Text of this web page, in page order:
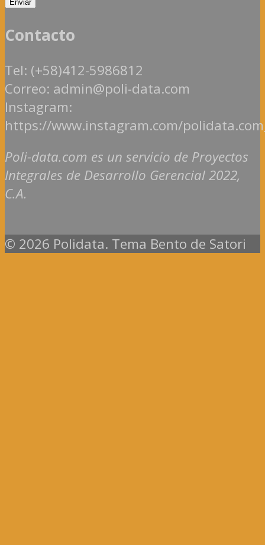
Enviar
Contacto
Tel: (+58)412-5986812
Correo: admin@poli-data.com
Instagram:
https://www.instagram.com/
Poli-data.com es un servicio de Proyectos
Integrales de Desarrollo Gerencial 2022,
C.A.
© 2026 Polidata. Tema Bento de Satori